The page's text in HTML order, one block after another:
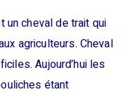
cheval de trait qui
agriculteurs. Cheval
Aujourd’hui les
étant